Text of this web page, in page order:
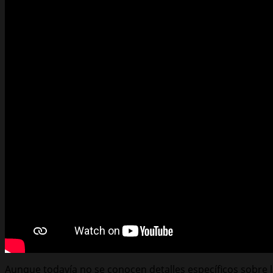
Aunque todavía no se conocen detalles específicos